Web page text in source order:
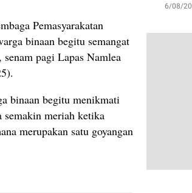
Pemasyarakatan
binaan begitu semangat
pagi Lapas Namlea
binaan begitu menikmati
semakin meriah ketika
merupakan satu goyangan
6/08/